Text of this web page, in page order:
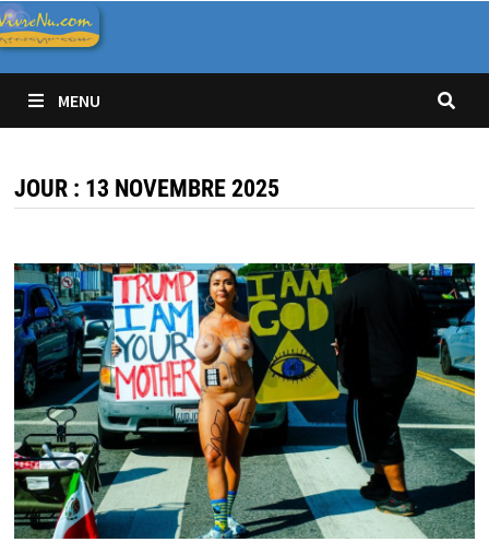
Passer
au
contenu
MENU
JOUR : 13 NOVEMBRE 2025